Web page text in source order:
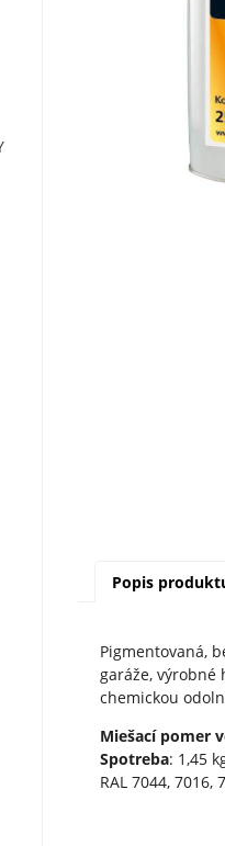
Popis
Pigmentovaná,
garáže, výrobné
chemickou
Miešací pomer
Spotreba: 1,45
RAL 7044,